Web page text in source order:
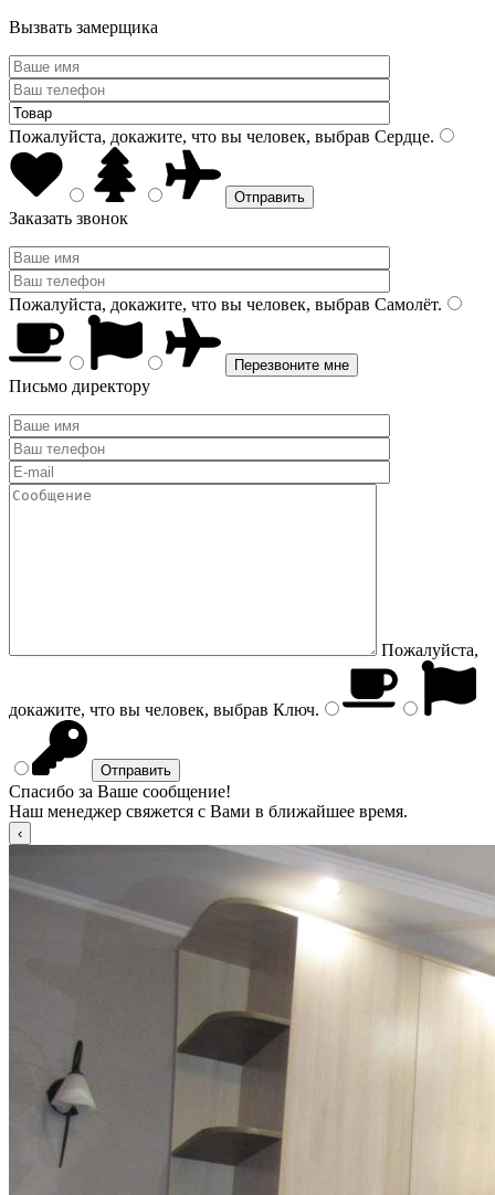
Вызвать замерщика
Пожалуйста, докажите, что вы человек, выбрав Сердце.
Заказать звонок
Пожалуйста, докажите, что вы человек, выбрав Самолёт.
Письмо директору
Пожалуйста,
докажите, что вы человек, выбрав Ключ.
Спасибо за Ваше сообщение!
Наш менеджер свяжется с Вами в ближайшее время.